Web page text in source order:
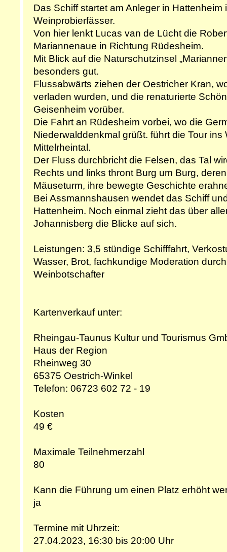
Das Schiff startet am Anleger in
Weinprobierfässer.
Von hier lenkt Lucas van de Lücht die
Mariannenaue in Richtung Rüdesheim.
Mit Blick auf die Naturschutzinsel
besonders gut.
Flussabwärts ziehen der Oestricher Kran,
verladen wurden, und die renaturierte
Geisenheim vorüber.
Die Fahrt an Rüdesheim vorbei, wo die
Niederwalddenkmal grüßt. führt die Tour ins
Mittelrheintal.
Der Fluss durchbricht die Felsen, das Tal
Rechts und links thront Burg um Burg,
Mäuseturm, ihre bewegte Geschichte
Bei Assmannshausen wendet das Schiff
Hattenheim. Noch einmal zieht das über
Johannisberg die Blicke auf sich.
Leistungen: 3,5 stündige Schifffahrt,
Wasser, Brot, fachkundige Moderation
Weinbotschafter
Kartenverkauf unter:
Rheingau-Taunus Kultur und Tourismus
Haus der Region
Rheinweg 30
65375 Oestrich-Winkel
Telefon: 06723 602 72 - 19
Kosten
49 €
Maximale Teilnehmerzahl
80
Kann die Führung um einen Platz erhöht
ja
Termine mit Uhrzeit:
27.04.2023, 16:30 bis 20:00 Uhr